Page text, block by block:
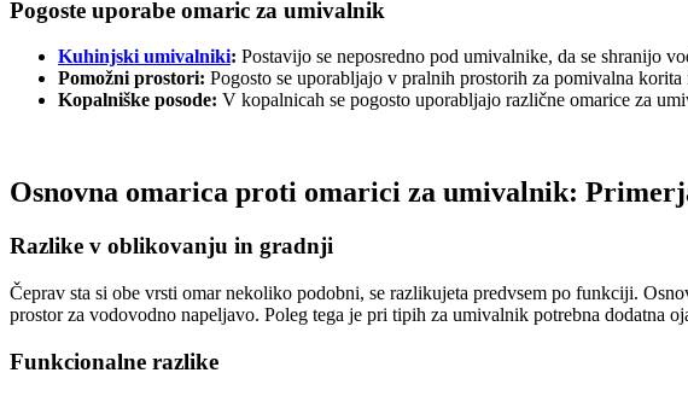
Pogoste uporabe omaric za umivalnik
Kuhinjski umivalniki: Postavijo se neposredno pod umivalnike, da se shranijo
Pomožni prostori: Pogosto se uporabljajo v pralnih prostorih za pomivalna korita
Kopalniške posode: V kopalnicah se pogosto uporabljajo različne omarice za
Osnovna omarica proti omarici za umivalnik:
Razlike v oblikovanju in gradnji
Čeprav sta si obe vrsti omar nekoliko podobni, se razlikujeta predvsem po funkciji.
prostor za vodovodno napeljavo. Poleg tega je pri tipih za umivalnik potrebna dodatna
Funkcionalne razlike